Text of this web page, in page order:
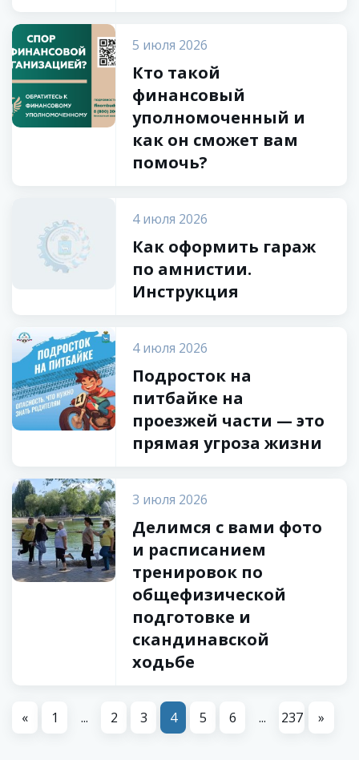
5 июля 2026
Кто такой
финансовый
уполномоченный и
как он сможет вам
помочь?
4 июля 2026
Как оформить гараж
по амнистии.
Инструкция
4 июля 2026
Подросток на
питбайке на
проезжей части — это
прямая угроза жизни
3 июля 2026
Делимся с вами фото
и расписанием
тренировок по
общефизической
подготовке и
скандинавской
ходьбе
« 1 ... 2 3 4 5 6 ... 237 »